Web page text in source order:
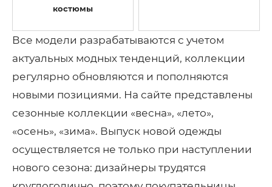
костюмы
Все модели разрабатываются с учетом
актуальных модных тенденций, коллекции
регулярно обновляются и пополняются
новыми позициями. На сайте представлены
сезонные коллекции «весна», «лето»,
«осень», «зима». Выпуск новой одежды
осуществляется не только при наступлении
нового сезона: дизайнеры трудятся